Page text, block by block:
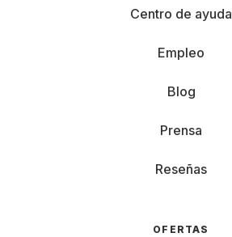
Centro de ayuda
Empleo
Blog
Prensa
Reseñas
OFERTAS